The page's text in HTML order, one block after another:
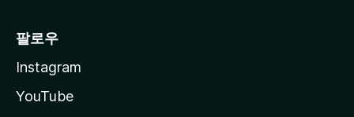
팔로우
Instagram
YouTube